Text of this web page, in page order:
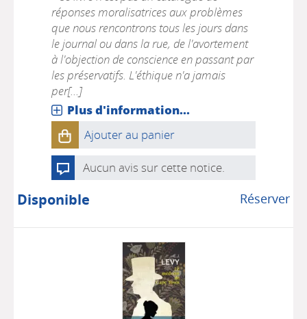
réponses moralisatrices aux problèmes
que nous rencontrons tous les jours dans
le journal ou dans la rue, de l'avortement
à l'objection de conscience en passant par
les préservatifs. L'éthique n'a jamais
per[...]
Plus d'information...
Ajouter au panier
Aucun avis sur cette notice.
Réserver
Disponible